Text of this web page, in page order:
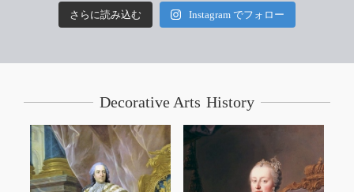
さらに読み込む Instagram でフォロー
Decorative Arts History